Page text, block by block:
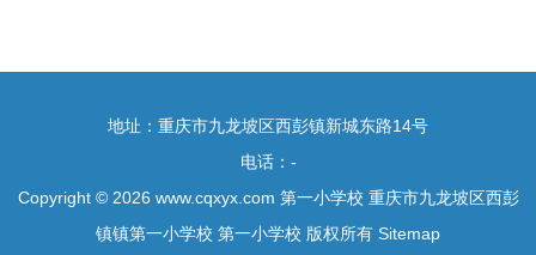
地址：重庆市九龙坡区西彭镇新城东路14号
电话：-
Copyright © 2026 www.cqxyx.com 第一小学校 重庆市九龙坡区西彭
镇镇第一小学校 第一小学校 版权所有 Sitemap